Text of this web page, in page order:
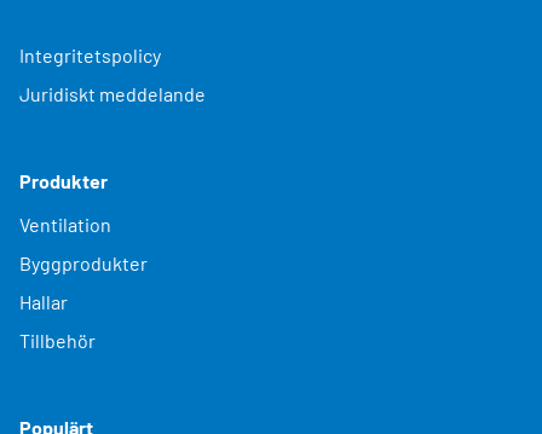
Integritetspolicy
Juridiskt meddelande
Produkter
Ventilation
Byggprodukter
Hallar
Tillbehör
Populärt